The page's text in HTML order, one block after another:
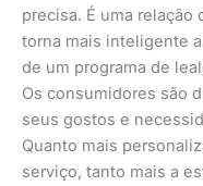
precisa. É uma relação
torna mais inteligente
de um programa de
Os consumidores são
seus gostos e
Quanto mais
serviço, tanto mais a